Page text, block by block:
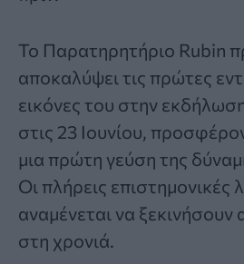
Το Παρατηρητήριο Rubin
αποκαλύψει τις πρώτες
εικόνες του στην
στις 23 Ιουνίου,
μια πρώτη γεύση της
Οι πλήρεις επιστημονικές
αναμένεται να
στη χρονιά.